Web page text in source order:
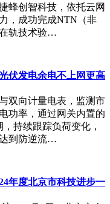
蜂创智科技，依托云网
，成功完成NTN（非
轨技术验…
伏发电余电不上网更高
双向计量电表，监测市
功率，通过网关内置的
持续跟踪负荷变化，
到防逆流…
年度北京市科技进步一